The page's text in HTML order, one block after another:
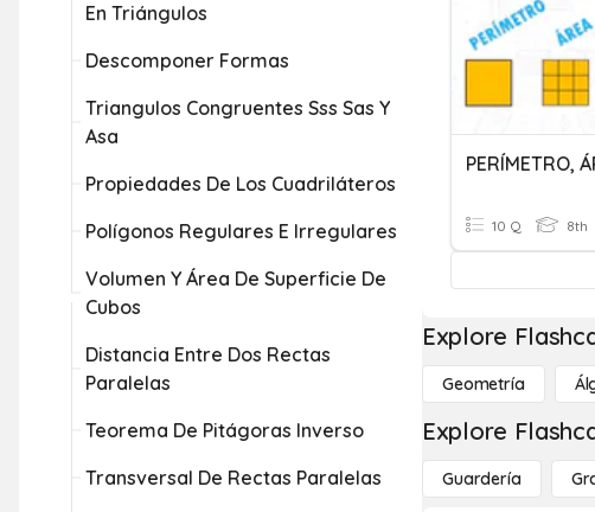
En Triángulos
Descomponer Formas
Triangulos Congruentes Sss Sas Y
Asa
Propiedades De Los Cuadriláteros
Polígonos Regulares E Irregulares
Volumen Y Área De Superficie De
Cubos
Distancia Entre Dos Rectas
Paralelas
Teorema De Pitágoras Inverso
Transversal De Rectas Paralelas
PERÍMETRO,
10 Q 8th
Explore
Geometría
Explore
Guardería